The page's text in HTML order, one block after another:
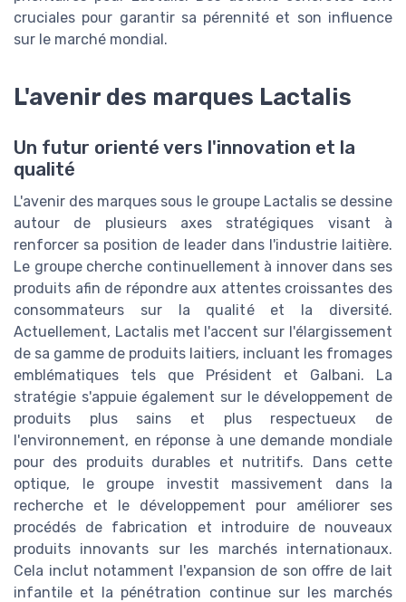
cruciales pour garantir sa pérennité et son influence
sur le marché mondial.
L'avenir des marques Lactalis
Un futur orienté vers l'innovation et la
qualité
L'avenir des marques sous le groupe Lactalis se dessine
autour de plusieurs axes stratégiques visant à
renforcer sa position de leader dans l'industrie laitière.
Le groupe cherche continuellement à innover dans ses
produits afin de répondre aux attentes croissantes des
consommateurs sur la qualité et la diversité.
Actuellement, Lactalis met l'accent sur l'élargissement
de sa gamme de produits laitiers, incluant les fromages
emblématiques tels que Président et Galbani. La
stratégie s'appuie également sur le développement de
produits plus sains et plus respectueux de
l'environnement, en réponse à une demande mondiale
pour des produits durables et nutritifs. Dans cette
optique, le groupe investit massivement dans la
recherche et le développement pour améliorer ses
procédés de fabrication et introduire de nouveaux
produits innovants sur les marchés internationaux.
Cela inclut notamment l'expansion de son offre de lait
infantile et la pénétration continue sur les marchés